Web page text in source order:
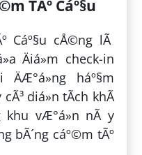
TÃº Cáº§u
Cáº§u cÅ©ng lÃ
Äiá»m check-in
ÄÆ°á»ng háº§m
cÃ³ diá»n tÃ­ch khÃ
khu vÆ°á»n nÃ y
bÃ´ng cáº©m tÃº